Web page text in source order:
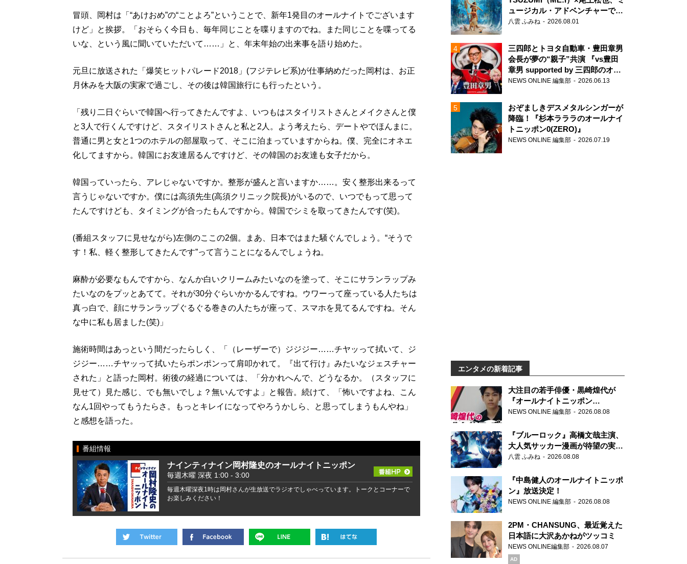
冒頭、岡村は「“あけおめ”の“ことよろ”ということで、新年1発目のオールナイトでございます
けど」と挨拶。「おそらく今日も、毎年同じことを喋りますのでね。また同じことを喋ってる
いな、という風に聞いていただいて……」と、年末年始の出来事を語り始めた。
元旦に放送された「爆笑ヒットパレード2018」(フジテレビ系)が仕事納めだった岡村は、お正
月休みを大阪の実家で過ごし、その後は韓国旅行にも行ったという。
「残り二日ぐらいで韓国へ行ってきたんですよ、いつもはスタイリストさんとメイクさんと僕
と3人で行くんですけど、スタイリストさんと私と2人。よう考えたら、デートやでほんまに。
普通に男と女と1つのホテルの部屋取って、そこに泊まっていますからね。僕、完全にオネエ
化してますから。韓国にお友達居るんですけど、その韓国のお友達も女子だから。
韓国っていったら、アレじゃないですか。整形が盛んと言いますか……。安く整形出来るって
言うじゃないですか。僕には高須先生(高須クリニック院長)がいるので、いつでもって思って
たんですけども、タイミングが合ったもんですから。韓国でシミを取ってきたんです(笑)。
(番組スタッフに見せながら)左側のここの2個。まあ、日本ではまた騒ぐんでしょう。“そうで
す！私、軽く整形してきたんです”って言うことになるんでしょうね。
麻酔が必要なもんですから、なんか白いクリームみたいなのを塗って、そこにサランラップみ
たいなのをプッとあてて。それが30分ぐらいかかるんですね。ウワーって座っている人たちは
真っ白で、顔にサランラップぐるぐる巻きの人たちが座って、スマホを見てるんですね。そん
な中に私も居ました(笑)」
施術時間はあっという間だったらしく、「（レーザーで）ジジジー……チヤッって拭いて、ジ
ジジー……チヤッって拭いたらポンポンって肩叩かれて。『出て行け』みたいなジェスチャー
された」と語った岡村。術後の経過については、「分かれへんで、どうなるか。（スタッフに
見せて）見た感じ、でも無いでしょ？無いんですよ」と報告。続けて、「怖いですよね、こん
なん1回やってもうたらさ。もっとキレイになってやろうかしら、と思ってしまうもんやね」
と感想を語った。
番組情報
ナインティナイン岡村隆史のオールナイトニッポン
毎週木曜 深夜 1:00 - 3:00
毎週木曜深夜1時は岡村さんが生放送でラジオでしゃべっています。トークとコーナーで
お楽しみください！
ュージカル・アドベンチャーで美
声を響かせる
八雲 ふみね 2026.08.01
三四郎とトヨタ自動車・豊田章男
会長が夢の“親子”共演 『vs豊田
章男 supported by 三四郎のオー
ルナイトニッポン0(ZERO)』
NEWS ONLINE 編集部 2026.06.13
おぞましきデスメタルシンガーが
降臨！『杉本ラララのオールナイ
トニッポン0(ZERO)』
NEWS ONLINE 編集部 2026.07.19
エンタメの新着記事
大注目の若手俳優・黒崎煌代が
『オールナイトニッポン
0(ZERO)』に初登場「今からとて
NEWS ONLINE 編集部 2026.08.08
『ブルーロック』高橋文哉主演、
大人気サッカー漫画が待望の実写
映画に
八雲 ふみね 2026.08.08
『中島健人のオールナイトニッポ
ン』放送決定！
NEWS ONLINE 編集部 2026.08.08
2PM・CHANSUNG、最近覚えた
日本語に大沢あかねがツッコミ
NEWS ONLINE編集部 2026.08.07
AD